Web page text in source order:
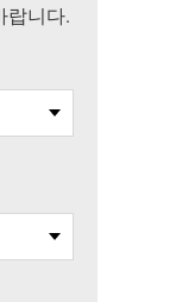
랍니다.